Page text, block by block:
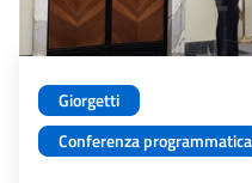
Giorgetti
Conferenza programmatica